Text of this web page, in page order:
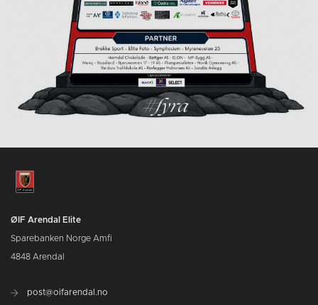
ØIF Arendal Elite
Sparebanken Norge Amfi
4848 Arendal
post@oifarendal.no